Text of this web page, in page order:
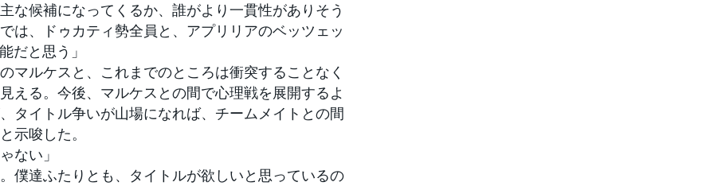
な候補になってくるか、誰がより一貫性がありそう
は、ドゥカティ勢全員と、アプリリアのベッツェッ
だと思う」
ルケスと、これまでのところは衝突することなく
える。今後、マルケスとの間で心理戦を展開するよ
タイトル争いが山場になれば、チームメイトとの間
示唆した。
ない」
僕達ふたりとも、タイトルが欲しいと思っているの